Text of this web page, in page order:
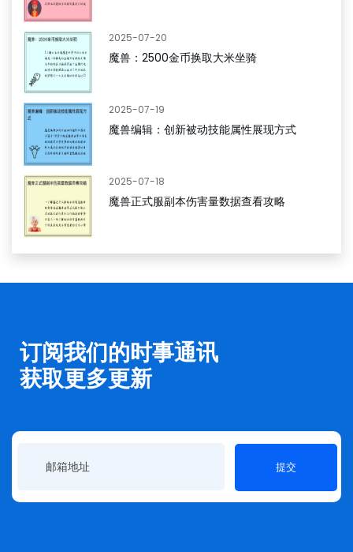
2025-07-20
魔兽：2500金币换取大米坐骑
2025-07-19
魔兽编辑：创新被动技能属性展现方式
2025-07-18
魔兽正式服副本伤害量数据查看攻略
订阅我们的时事通讯
获取更多更新
提交